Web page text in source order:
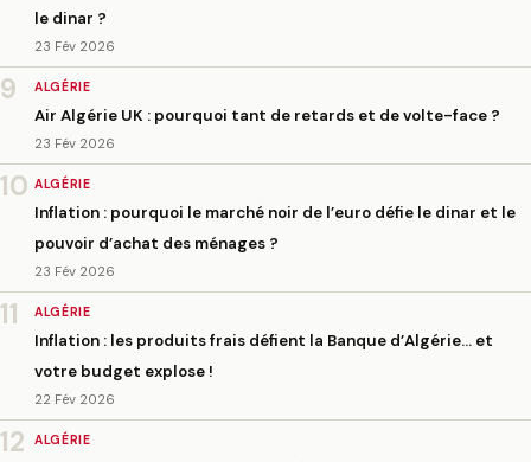
le dinar ?
23 Fév 2026
9 ALGÉRIE
Air Algérie UK : pourquoi tant de retards et de volte-face ?
23 Fév 2026
10 ALGÉRIE
Inflation : pourquoi le marché noir de l’euro défie le dinar et le
pouvoir d’achat des ménages ?
23 Fév 2026
11 ALGÉRIE
Inflation : les produits frais défient la Banque d’Algérie… et
votre budget explose !
22 Fév 2026
12 ALGÉRIE